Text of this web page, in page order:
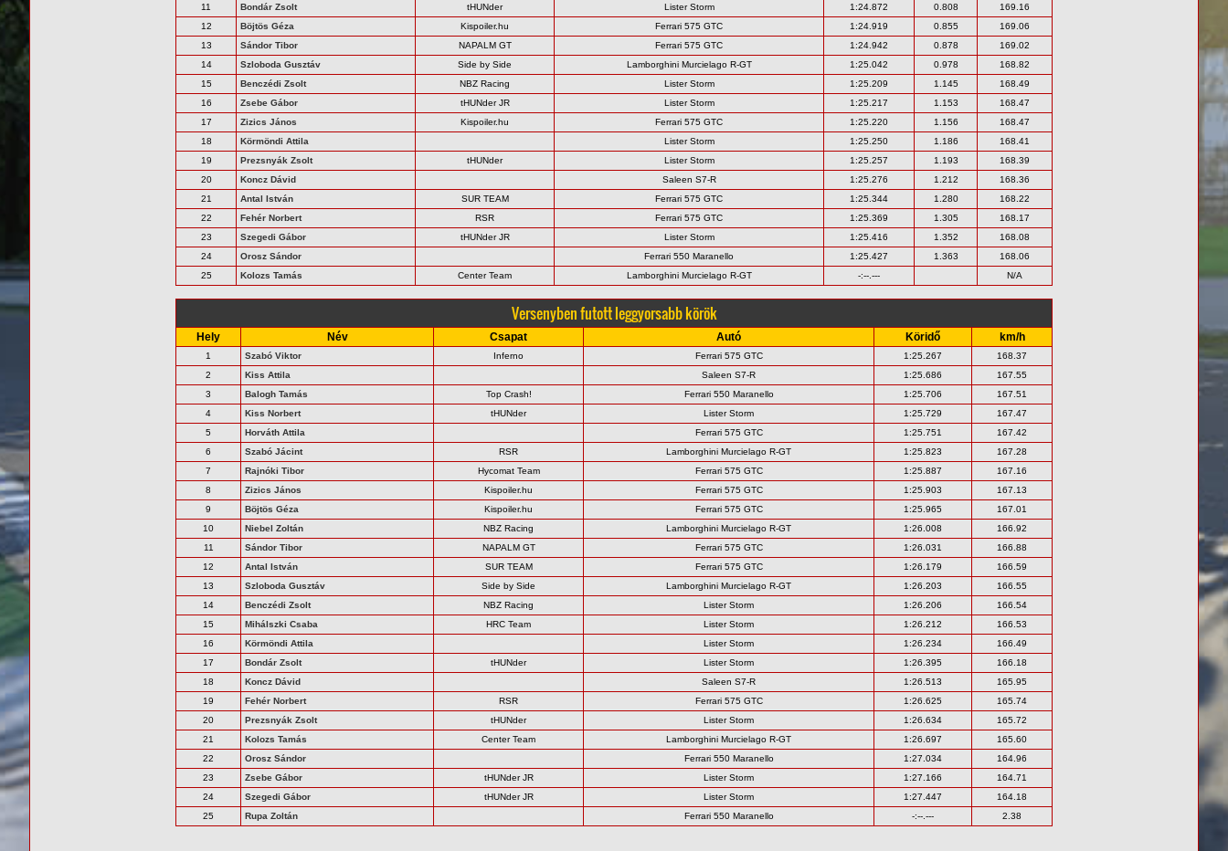
11
Bondár Zsolt tHUNder Lister Storm 1:24.872 0.808
169.16
12
Böjtös Géza Kispoiler.hu Ferrari 575 GTC 1:24.919 0.855
169.06
13
Sándor Tibor NAPALM GT Ferrari 575 GTC 1:24.942 0.878
169.02
14
Szloboda Gusztáv Side by Side Lamborghini Murcielago R-GT 1:25.042 0.978
168.82
15
Benczédi Zsolt NBZ Racing Lister Storm 1:25.209 1.145
168.49
16
Zsebe Gábor tHUNder JR Lister Storm 1:25.217 1.153
168.47
17
Zizics János Kispoiler.hu Ferrari 575 GTC 1:25.220 1.156
168.47
18
Körmöndi Attila Lister Storm 1:25.250 1.186
168.41
19
Prezsnyák Zsolt tHUNder Lister Storm 1:25.257 1.193
168.39
20
Koncz Dávid Saleen S7-R 1:25.276 1.212
168.36
21
Antal István SUR TEAM Ferrari 575 GTC 1:25.344 1.280
168.22
22
Fehér Norbert RSR Ferrari 575 GTC 1:25.369 1.305
168.17
23
Szegedi Gábor tHUNder JR Lister Storm 1:25.416 1.352
168.08
24
Orosz Sándor Ferrari 550 Maranello 1:25.427 1.363
168.06
25
Kolozs Tamás Center Team Lamborghini Murcielago R-GT -:--.--- N/A
Versenyben futott leggyorsabb körök
Hely Név Csapat Autó Köridő km/h
1 Szabó Viktor Inferno Ferrari 575 GTC 1:25.267
168.37
2
Kiss Attila Saleen S7-R 1:25.686
167.55
3
Balogh Tamás Top Crash! Ferrari 550 Maranello 1:25.706
167.51
4
Kiss Norbert tHUNder Lister Storm 1:25.729
167.47
5
Horváth Attila Ferrari 575 GTC 1:25.751
167.42
6
Szabó Jácint RSR Lamborghini Murcielago R-GT 1:25.823
167.28
7
Rajnóki Tibor Hycomat Team Ferrari 575 GTC 1:25.887
167.16
8
Zizics János Kispoiler.hu Ferrari 575 GTC 1:25.903
167.13
9
Böjtös Géza Kispoiler.hu Ferrari 575 GTC 1:25.965
167.01
10
Niebel Zoltán NBZ Racing Lamborghini Murcielago R-GT 1:26.008
166.92
11
Sándor Tibor NAPALM GT Ferrari 575 GTC 1:26.031
166.88
12
Antal István SUR TEAM Ferrari 575 GTC 1:26.179
166.59
13
Szloboda Gusztáv Side by Side Lamborghini Murcielago R-GT 1:26.203
166.55
14
Benczédi Zsolt NBZ Racing Lister Storm 1:26.206
166.54
15
Mihálszki Csaba HRC Team Lister Storm 1:26.212
166.53
16
Körmöndi Attila Lister Storm 1:26.234
166.49
17
Bondár Zsolt tHUNder Lister Storm 1:26.395
166.18
18
Koncz Dávid Saleen S7-R 1:26.513
165.95
19
Fehér Norbert RSR Ferrari 575 GTC 1:26.625
165.74
20
Prezsnyák Zsolt tHUNder Lister Storm 1:26.634
165.72
21
Kolozs Tamás Center Team Lamborghini Murcielago R-GT 1:26.697
165.60
22
Orosz Sándor Ferrari 550 Maranello 1:27.034
164.96
23
Zsebe Gábor tHUNder JR Lister Storm 1:27.166
164.71
24
Szegedi Gábor tHUNder JR Lister Storm 1:27.447
164.18
25
Rupa Zoltán Ferrari 550 Maranello -:--.--- 2.38